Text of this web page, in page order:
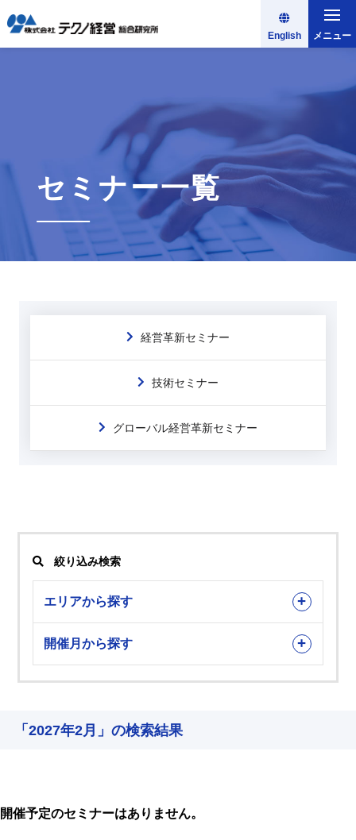
English メニュー
セミナー一覧
経営革新セミナー
技術セミナー
グローバル経営革新セミナー
絞り込み検索
エリアから探す
開催月から探す
「2027年2月」の検索結果
開催予定のセミナーはありません。